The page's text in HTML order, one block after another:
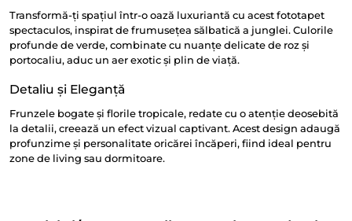
Transformă-ți spațiul într-o oază luxuriantă cu acest fototapet
spectaculos, inspirat de frumusețea sălbatică a junglei. Culorile
profunde de verde, combinate cu nuanțe delicate de roz și
portocaliu, aduc un aer exotic și plin de viață.
Detaliu și Eleganță
Frunzele bogate și florile tropicale, redate cu o atenție deosebită
la detalii, creează un efect vizual captivant. Acest design adaugă
profunzime și personalitate oricărei încăperi, fiind ideal pentru
zone de living sau dormitoare.